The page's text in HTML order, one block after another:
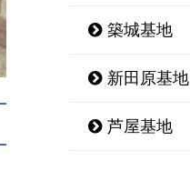
築城基地
新田原基地
芦屋基地